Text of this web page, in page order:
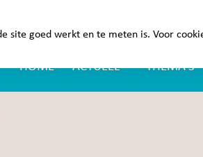
Main
HOME ACTUEEL THEMA’S
site goed werkt en te meten is. Voor